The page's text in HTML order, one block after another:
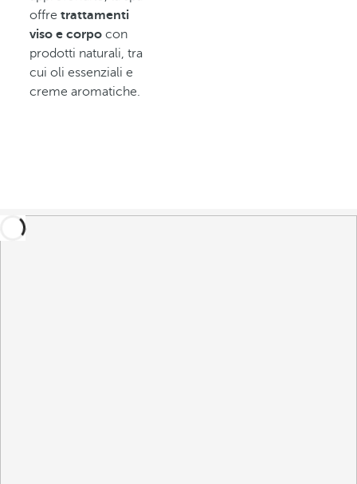
offretrattamenti
viso e corpo con
prodotti naturali, tra
cui oli essenziali e
creme aromatiche.